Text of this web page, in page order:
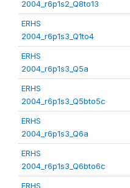
2004_r6p1s2_Q8to13
ERHS
2004_r6p1s3_Q1to4
ERHS
2004_r6p1s3_Q5a
ERHS
2004_r6p1s3_Q5bto5c
ERHS
2004_r6p1s3_Q6a
ERHS
2004_r6p1s3_Q6bto6c
ERHS